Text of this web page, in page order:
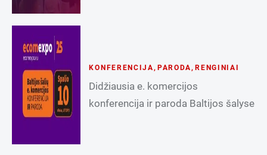
KONFERENCIJA , PARODA ,RENGINIAI
Didžiausia e. komercijos
konferencija ir paroda Baltijos šalyse